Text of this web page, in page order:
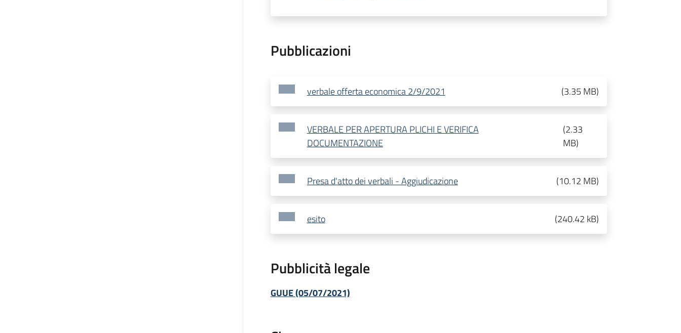
Pubblicazioni
verbale offerta economica 2/9/2021 (3.35 MB)
VERBALE PER APERTURA PLICHI E VERIFICA
DOCUMENTAZIONE
(2.33
MB)
Presa d'atto dei verbali - Aggiudicazione (10.12 MB)
esito (240.42 kB)
Pubblicità legale
GUUE (05/07/2021)